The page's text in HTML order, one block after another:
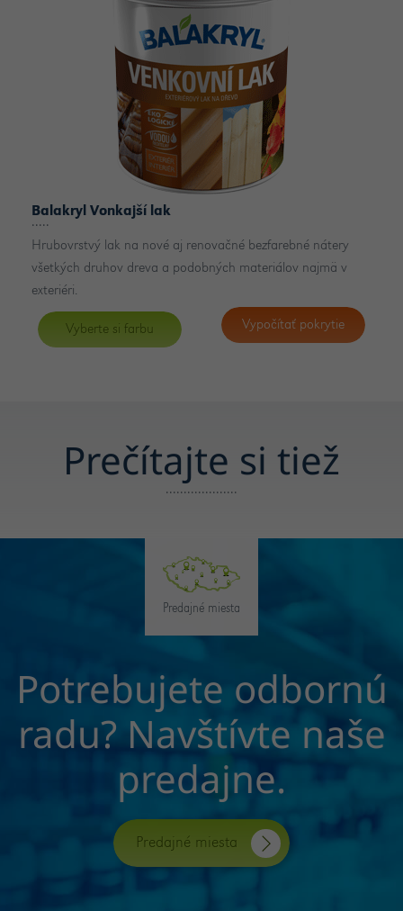
Vyberte si farbu Vypočítať pokrytie
Balakryl Vonkajší lak
Hrubovrstvý lak na nové aj renovačné bezfarebné nátery
všetkých druhov dreva a podobných materiálov najmä v
exteriéri.
Prečítajte si tiež
Predajné miesta
Potrebujete odbornú
radu? Navštívte naše
predajne.
Predajné miesta